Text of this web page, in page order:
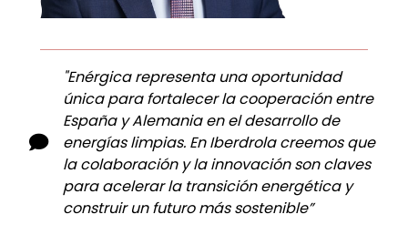
"Enérgica representa una oportunidad
única para fortalecer la cooperación entre
España y Alemania en el desarrollo de
energías limpias. En Iberdrola creemos que
la colaboración y la innovación son claves
para acelerar la transición energética y
construir un futuro más sostenible”